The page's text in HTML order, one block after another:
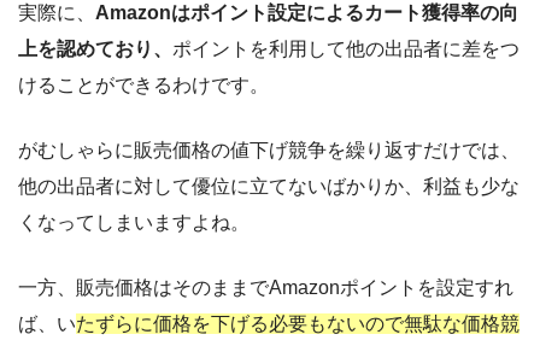
実際に、 Amazonはポイント設定によるカート獲得率の向
上を認めており、 ポイントを利用して他の出品者に差をつ
けることができるわけです。
がむしゃらに販売価格の値下げ競争を繰り返すだけでは、
他の出品者に対して優位に立てないばかりか、利益も少な
くなってしまいますよね。
一方、販売価格はそのままでAmazonポイントを設定すれ
ば、いたずらに価格を下げる必要もないので無駄な価格競